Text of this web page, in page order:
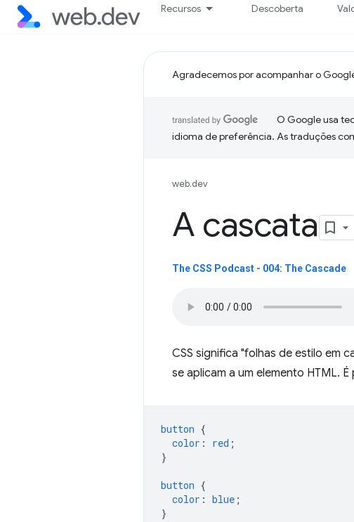
Recursos Descoberta
Agradecemos por acompanhar o
O Google usa
idioma de preferência. As traduções
web.dev
A cascata
The CSS Podcast - 004: The Cascade
CSS significa "folhas de estilo em
se aplicam a um elemento HTML.
button {
color : red ;
}
button {
color : blue ;
}